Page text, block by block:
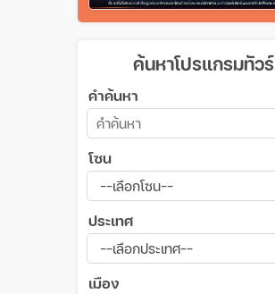
ค้นหาโปรแกรมทัวร์
คำค้นหา
โซน
ประเทศ
เมือง